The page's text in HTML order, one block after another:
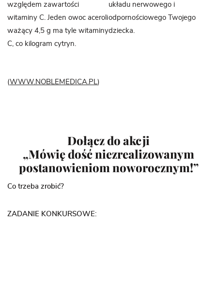
względem zawartości
witaminy C. Jeden owoc aceroli
ważący 4,5 g ma tyle witaminy
C, co kilogram cytryn.
układu nerwowego i
odpornościowego Twojego
dziecka.
(WWW.NOBLEMEDICA.PL)
Dołącz do akcji
„Mówię dość niezrealizowanym
postanowieniom noworocznym!”
Co trzeba zrobić?
ZADANIE KONKURSOWE: